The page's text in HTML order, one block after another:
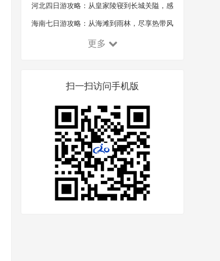
市魅力
河北四日游攻略：从皇家陵寝到长城关隘，感
受千年古韵！
海南七日游攻略：从海滩到雨林，尽享热带风
更多
扫一扫访问手机版